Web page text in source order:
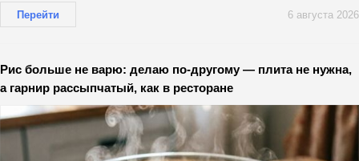
Перейти 6 августа 2026
Рис больше не варю: делаю по-другому — плита не нужна,
а гарнир рассыпчатый, как в ресторане